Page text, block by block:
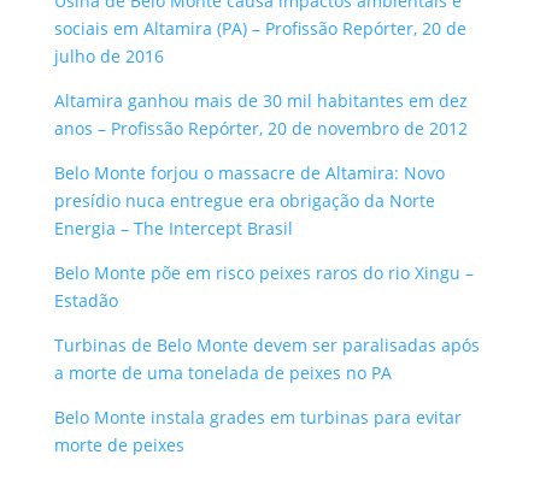
sociais em Altamira (PA) – Profissão Repórter, 20 de
julho de 2016
Altamira ganhou mais de 30 mil habitantes em dez
anos – Profissão Repórter, 20 de novembro de 2012
Belo Monte forjou o massacre de Altamira: Novo
presídio nuca entregue era obrigação da Norte
Energia – The Intercept Brasil
Belo Monte põe em risco peixes raros do rio Xingu –
Estadão
Turbinas de Belo Monte devem ser paralisadas após
a morte de uma tonelada de peixes no PA
Belo Monte instala grades em turbinas para evitar
morte de peixes